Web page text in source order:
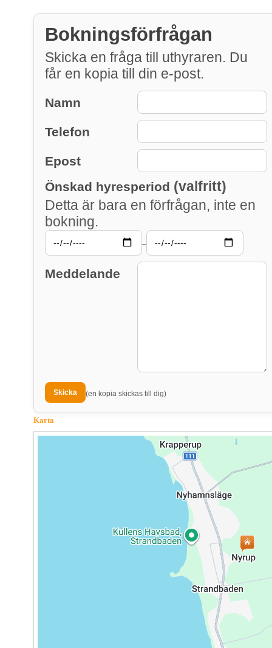
Bokningsförfrågan
Skicka en fråga till uthyraren. Du
får en kopia till din e-post.
Namn
Telefon
Epost
Önskad hyresperiod (valfritt)
Detta är bara en förfrågan, inte en
bokning.
–
Meddelande
(en kopia skickas till dig)
Karta